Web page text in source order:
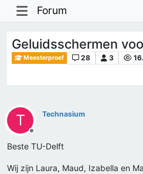
Forum
Geluidsschermen
Meesterproef 28 3
T
Offline
Technasium
Beste TU-Delft
Wij zijn Laura, Maud, Izabella en